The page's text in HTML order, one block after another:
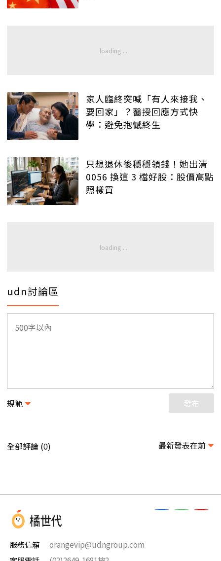
家人臨終突喊「有人來接我、
要回家」？醫授回應方式快
學：避免抱憾終生
只想退休後穩穩領錢！她出清
0056 換這 3 檔好股：股價高點
照樣買
udn討論區
規範 發布
全部評論 (0) 最新發表在前
服務信箱
orangevip@udngroup.com